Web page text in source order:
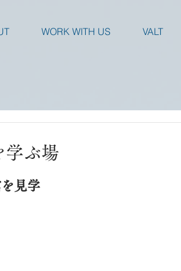
WORK WITH US VALT
学ぶ場
見学